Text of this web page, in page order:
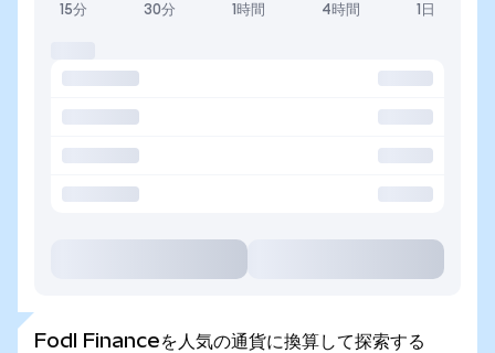
15分 30分 1時間 4時間 1日
Fodl Financeを人気の通貨に換算して探索する